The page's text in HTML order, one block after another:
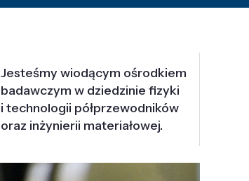
Jesteśmy wiodącym ośrodkiem
badawczym w dziedzinie fizyki
i technologii półprzewodników
oraz inżynierii materiałowej.